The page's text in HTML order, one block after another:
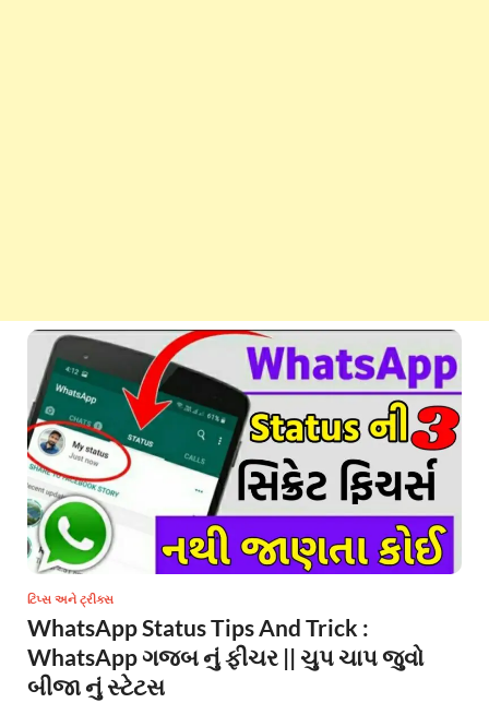
ટિપ્સ અને ટ્રીક્સ
WhatsApp Status Tips And Trick :
WhatsApp ગજબ નું ફીચર || ચુપ ચાપ જુવો
બીજા નું સ્ટેટસ